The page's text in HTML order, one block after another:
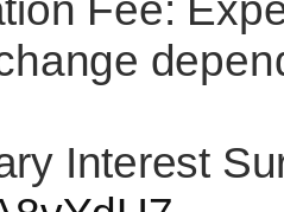
Fee:
Interest